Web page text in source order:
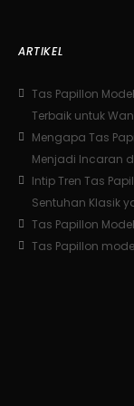
ARTIKEL
Tas Papillon
Terbaik untuk
Mengapa Tas
Menjadi Incaran
Intip Tren Tas
Sentuhan Klasik
Tas Papillon
Tas Papillon